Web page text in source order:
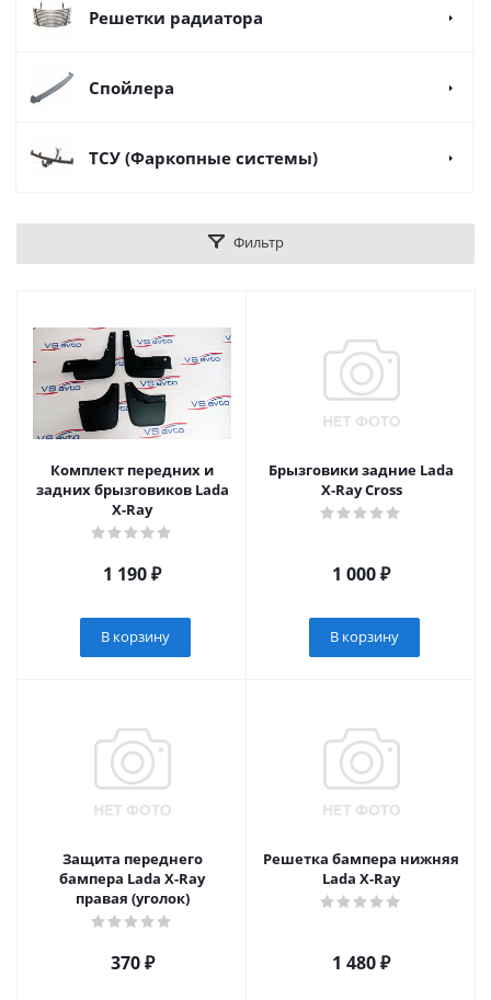
Решетки радиатора
Спойлера
ТСУ (Фаркопные системы)
Фильтр
Комплект передних и
задних брызговиков Lada
X-Ray
1 190₽
В корзину
Брызговики задние Lada
X-Ray Cross
1 000₽
В корзину
Защита переднего
бампера Lada X-Ray
правая (уголок)
370₽
Решетка бампера нижняя
Lada X-Ray
1 480₽